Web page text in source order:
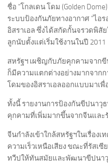
ชื่อ “โกลเดน โดม (Golden
ระบบป้องกันภัยทางอากาศ “ไอร
อิสราเอล ซึ่งได้สกัดกั้นจรวดพิ
ลูกนับตั้งแต่เริ่มใช้งานในปี 2011
สหรัฐฯ เผชิญกับภัยคุกคามจาก
ก็มีความแตกต่างอย่างมากจาก
โดมของอิสราเอลออกแบบมาเ
ทั้งนี้ รายงานการป้องกันขีปนาวุ
คุกคามที่เพิ่มมากขึ้นจากจีนและ
จีนกำลังเข้าใกล้สหรัฐฯในเรื่อง
ความเร็วเหนือเสียง ขณะที่รัสเ
ทวีปให้ทันสมัยและพัฒนาขีปนา